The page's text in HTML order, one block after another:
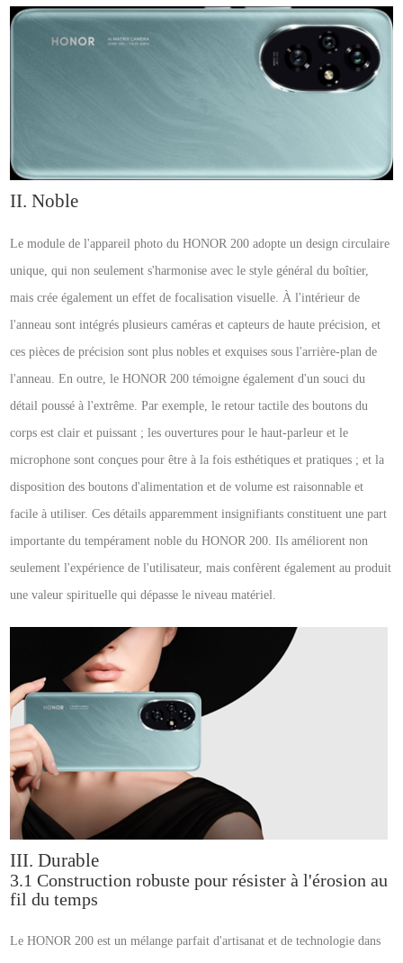
II. Noble
Le module de l'appareil photo du HONOR 200 adopte un design circulaire
unique, qui non seulement s'harmonise avec le style général du boîtier,
mais crée également un effet de focalisation visuelle. À l'intérieur de
l'anneau sont intégrés plusieurs caméras et capteurs de haute précision, et
ces pièces de précision sont plus nobles et exquises sous l'arrière-plan de
l'anneau. En outre, le HONOR 200 témoigne également d'un souci du
détail poussé à l'extrême. Par exemple, le retour tactile des boutons du
corps est clair et puissant ; les ouvertures pour le haut-parleur et le
microphone sont conçues pour être à la fois esthétiques et pratiques ; et la
disposition des boutons d'alimentation et de volume est raisonnable et
facile à utiliser. Ces détails apparemment insignifiants constituent une part
importante du tempérament noble du HONOR 200. Ils améliorent non
seulement l'expérience de l'utilisateur, mais confèrent également au produit
une valeur spirituelle qui dépasse le niveau matériel.
III. Durable
3.1 Construction robuste pour résister à l'érosion au
fil du temps
Le HONOR 200 est un mélange parfait d'artisanat et de technologie dans